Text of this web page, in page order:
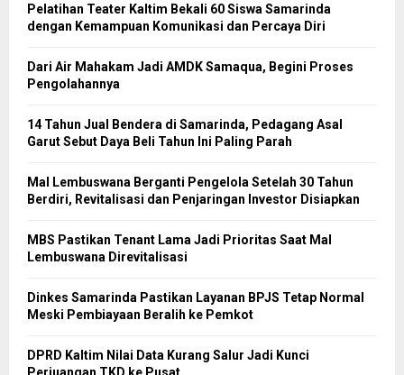
Pelatihan Teater Kaltim Bekali 60 Siswa Samarinda
dengan Kemampuan Komunikasi dan Percaya Diri
Dari Air Mahakam Jadi AMDK Samaqua, Begini Proses
Pengolahannya
14 Tahun Jual Bendera di Samarinda, Pedagang Asal
Garut Sebut Daya Beli Tahun Ini Paling Parah
Mal Lembuswana Berganti Pengelola Setelah 30 Tahun
Berdiri, Revitalisasi dan Penjaringan Investor Disiapkan
MBS Pastikan Tenant Lama Jadi Prioritas Saat Mal
Lembuswana Direvitalisasi
Dinkes Samarinda Pastikan Layanan BPJS Tetap Normal
Meski Pembiayaan Beralih ke Pemkot
DPRD Kaltim Nilai Data Kurang Salur Jadi Kunci